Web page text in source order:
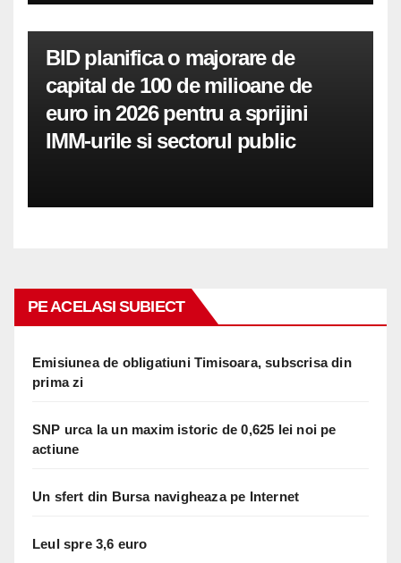
BID planifica o majorare de
capital de 100 de milioane de
euro in 2026 pentru a sprijini
IMM-urile si sectorul public
PE ACELASI SUBIECT
Emisiunea de obligatiuni Timisoara, subscrisa din
prima zi
SNP urca la un maxim istoric de 0,625 lei noi pe
actiune
Un sfert din Bursa navigheaza pe Internet
Leul spre 3,6 euro